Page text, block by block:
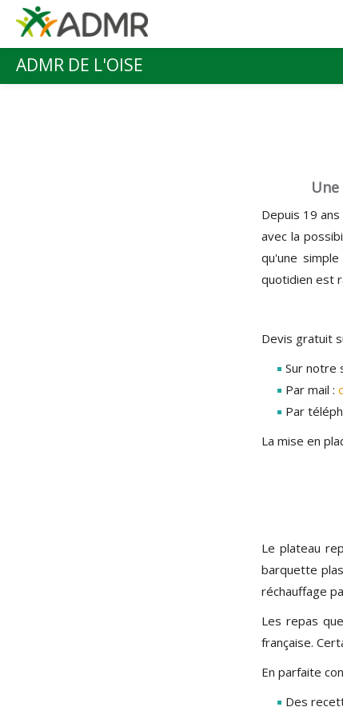
Aller au contenu principal
ADMR DE L'OISE
Depuis 19
avec la
qu'une
quotidien est
Devis gratuit
Sur notre
Par mail :
Par
La mise en
Le plateau
barquette
réchauffage
Les repas
française.
En parfaite
Des